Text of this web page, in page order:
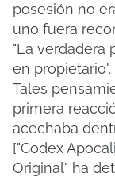
posesión no
uno fuera
"La verdadera
en propietario".
Tales
primera
acechaba
["Codex
Original" ha